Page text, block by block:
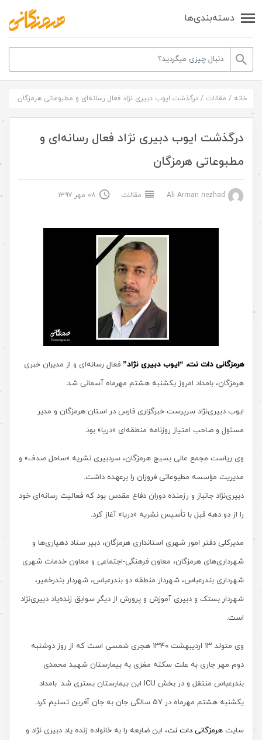
دسته‌بندی‌ها
خانه / مقالات / درگذشت ایوب دبیری نژاد فعال رسانه‌ای و مطبوعاتی هرمزگان
درگذشت ایوب دبیری نژاد فعال رسانه‌ای و
مطبوعاتی هرمزگان
مقالات ۰۸ مهر ۱۳۹۷
هرمزگانی دات نت، “ایوب دبیری نژاد” فعال رسانه‌ای و از مدیران خبری
هرمزگان، بامداد امروز یکشنبه هشتم مهرماه آسمانی شد.
ایوب دبیری‌نژاد سرپرست خبرگزاری فارس در استان هرمزگان و مدیر
مسئول و صاحب امتیاز روزنامه منطقه‌ای «دریا» بود.
وی ریاست مجمع عالی بسیج هرمزگان، سردبیری نشریه «ساحل صدف» و
مدیریت مؤسسه مطبوعاتی فروزان را برعهده داشت.
دبیری‌نژاد جانباز و رزمنده دوران دفاع مقدس بود که فعالیت رسانه‌ای خود
را از دو دهه قبل با تأسیس نشریه «دریا» آغاز کرد.
مدیرکلی دفتر امور شهری استانداری هرمزگان، دبیر ستاد دهیاری‌ها و
شهرداری‌های هرمزگان، معاون فرهنگی-اجتماعی و معاون خدمات شهری
شهرداری بندرعباس، شهردار منطقه دو بندرعباس، شهردار بندرخمیر،
شهردار بستک و دبیری آموزش و پرورش از دیگر سوابق زنده‌یاد دبیری‌نژاد
است.
وی متولد ۱۳ اردیبهشت ۱۳۴۰ هجری شمسی است که از روز دوشنبه
دوم مهر جاری به علت سکته مغزی به بیمارستان شهید محمدی
بندرعباس منتقل و در بخش ICU این بیمارستان بستری شد. بامداد
یکشنبه هشتم مهرماه در ۵۷ سالگی جان به جان آفرین تسلیم کرد.
سایت هرمزگانی دات نت، این ضایعه را به خانواده زنده یاد دبیری نژاد و